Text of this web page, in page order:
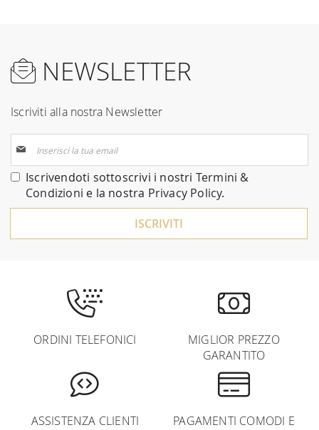
NEWSLETTER
Iscriviti alla nostra Newsletter
alla
nostra
Newsletter:
Iscrivendoti sottoscrivi i nostri Termini &
Condizioni e la nostra Privacy Policy.
ISCRIVITI
ORDINI TELEFONICI
MIGLIOR PREZZO
GARANTITO
ASSISTENZA CLIENTI
PAGAMENTI COMODI E